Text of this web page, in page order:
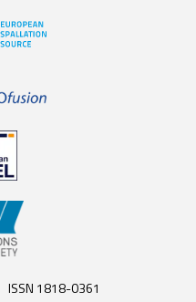
ISSN 1818-0361